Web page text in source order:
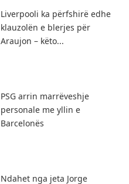
Liverpooli ka përfshirë edhe
klauzolën e blerjes për
Araujon – këto...
PSG arrin marrëveshje
personale me yllin e
Barcelonës
Ndahet nga jeta Jorge